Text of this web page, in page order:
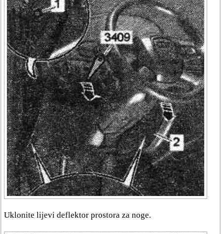
Uklonite lijevi deflektor prostora za noge.